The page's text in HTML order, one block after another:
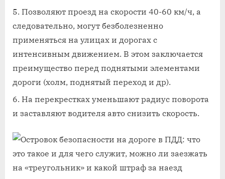
Позволяют проезд на скорости 40-60 км/ч, а
следовательно, могут безболезненно
применяться на улицах и дорогах с
интенсивным движением. В этом заключается
преимущество перед поднятыми элементами
дороги (холм, поднятый переход и др).
На перекрестках уменьшают радиус поворота
и заставляют водителя авто снизить скорость.